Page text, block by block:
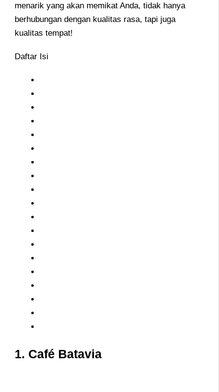
menarik yang akan memikat Anda, tidak hanya
berhubungan dengan kualitas rasa, tapi juga
kualitas tempat!
Daftar Isi
1. Café Batavia